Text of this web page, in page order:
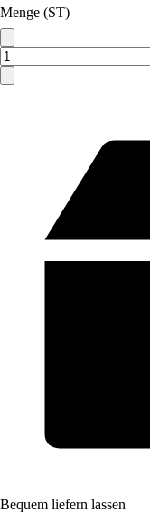
Menge (ST)
Bequem liefern lassen